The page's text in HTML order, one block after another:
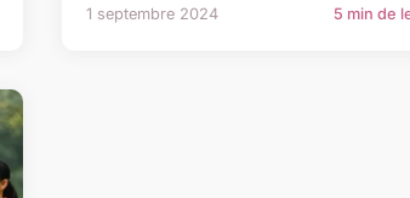
1 septembre 2024 5 min de